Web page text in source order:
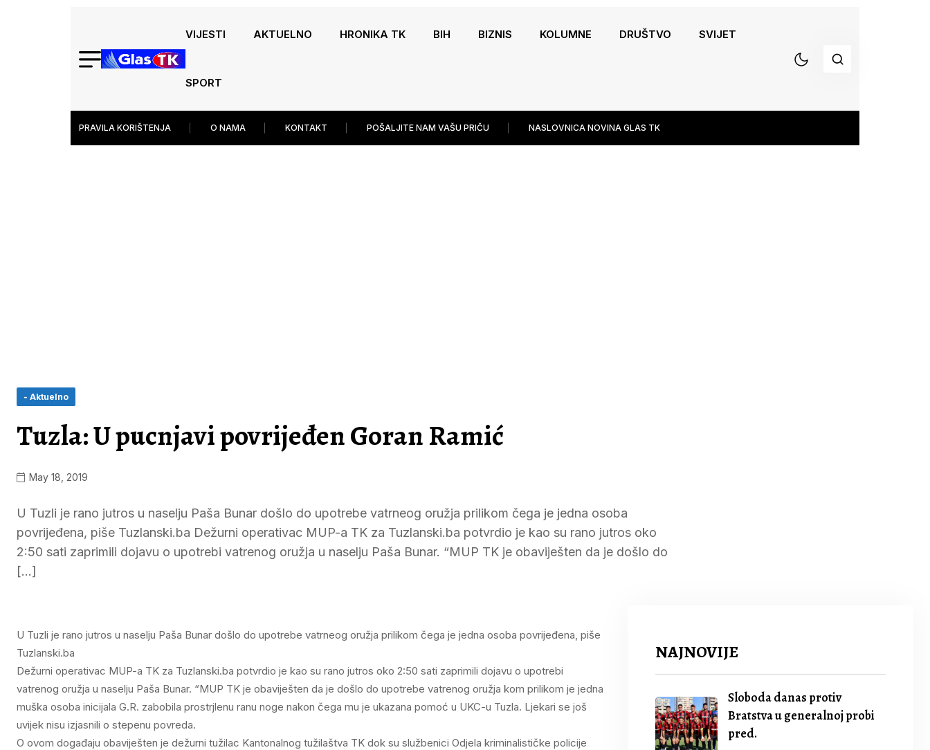
VIJESTI AKTUELNO HRONIKA TK BIH BIZNIS KOLUMNE DRUŠTVO SVIJET
SPORT
PRAVILA KORIŠTENJA O NAMA KONTAKT POŠALJITE NAM VAŠU PRIČU NASLOVNICA NOVINA GLAS TK
- Aktuelno
Tuzla: U pucnjavi povrijeđen Goran Ramić
May 18, 2019
U Tuzli je rano jutros u naselju Paša Bunar došlo do upotrebe vatrneog oružja prilikom čega je jedna osoba
povrijeđena, piše Tuzlanski.ba Dežurni operativac MUP-a TK za Tuzlanski.ba potvrdio je kao su rano jutros oko
2:50 sati zaprimili dojavu o upotrebi vatrenog oružja u naselju Paša Bunar. “MUP TK je obaviješten da je došlo do
[…]
U Tuzli je rano jutros u naselju Paša Bunar došlo do upotrebe vatrneog oružja prilikom čega je jedna osoba povrijeđena, piše
Tuzlanski.ba
Dežurni operativac MUP-a TK za Tuzlanski.ba potvrdio je kao su rano jutros oko 2:50 sati zaprimili dojavu o upotrebi
vatrenog oružja u naselju Paša Bunar. “MUP TK je obaviješten da je došlo do upotrebe vatrenog oružja kom prilikom je jedna
muška osoba inicijala G.R. zabobila prostrjlenu ranu noge nakon čega mu je ukazana pomoć u UKC-u Tuzla. Ljekari se još
uvijek nisu izjasnili o stepenu povreda.
O ovom događaju obaviješten je dežurni tužilac Kantonalnog tužilaštva TK dok su službenici Odjela kriminalističke policije
NAJNOVIJE
Sloboda danas protiv
Bratstva u generalnoj probi
pred.